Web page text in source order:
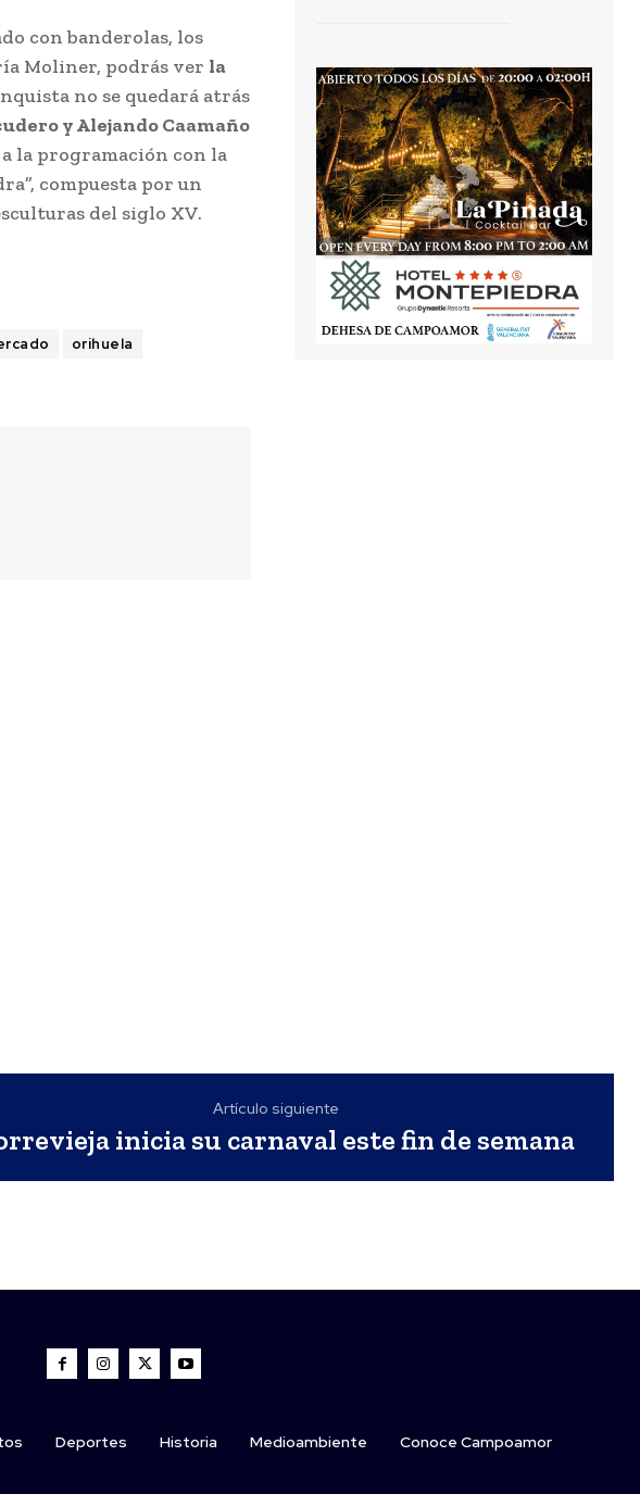
con banderolas, los
Moliner, podrás ver la
no se quedará atrás
y Alejando Caamaño
la programación con la
compuesta por un
del siglo XV.
orihuela
Artículo siguiente
inicia su carnaval este fin de semana
Deportes Historia Medioambiente Conoce Campoamor